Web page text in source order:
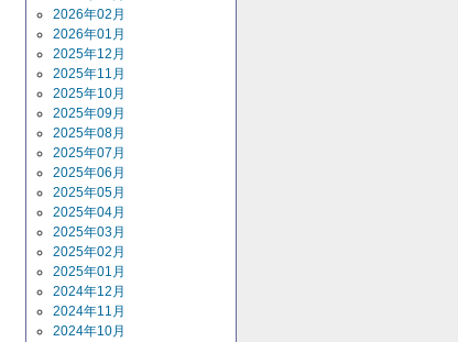
2026年02月
2026年01月
2025年12月
2025年11月
2025年10月
2025年09月
2025年08月
2025年07月
2025年06月
2025年05月
2025年04月
2025年03月
2025年02月
2025年01月
2024年12月
2024年11月
2024年10月